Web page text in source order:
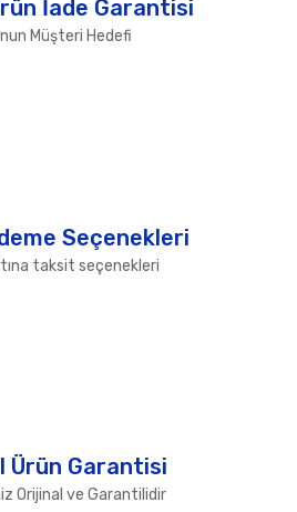
İade Garantisi
Müşteri Hedefi
Seçenekleri
taksit seçenekleri
Ürün Garantisi
Orijinal ve Garantilidir